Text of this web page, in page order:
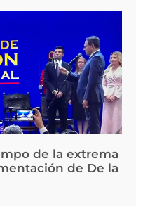
de la extrema
de De la